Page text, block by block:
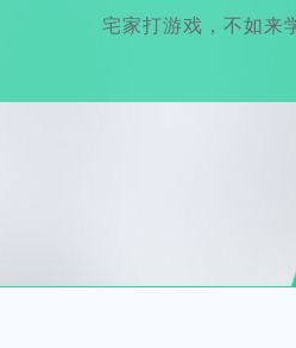
宅家打游戏，不如来